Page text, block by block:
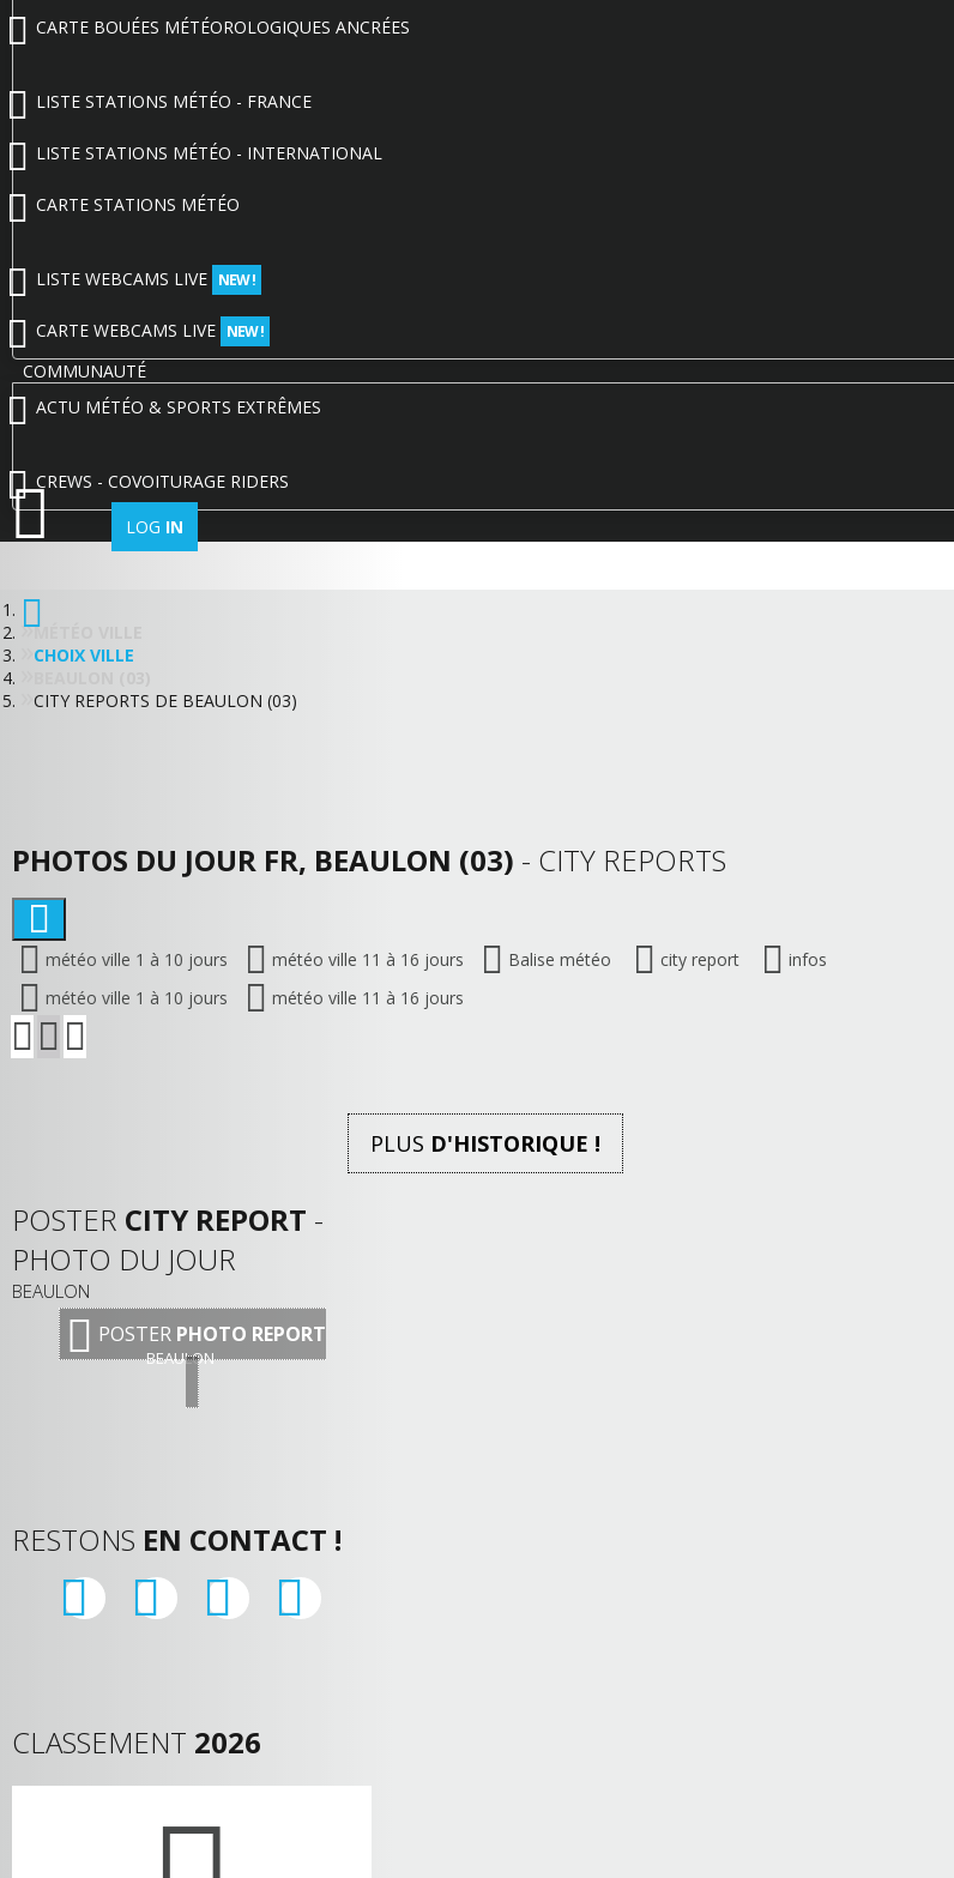
CARTE BOUÉES MÉTÉOROLOGIQUES ANCRÉES
LISTE STATIONS MÉTÉO - FRANCE
LISTE STATIONS MÉTÉO - INTERNATIONAL
CARTE STATIONS MÉTÉO
LISTE WEBCAMS LIVE NEW !
CARTE WEBCAMS LIVE NEW !
COMMUNAUTÉ
ACTU MÉTÉO & SPORTS EXTRÊMES
CREWS - COVOITURAGE RIDERS
LOG IN
MÉTÉO VILLE
CHOIX VILLE
CITY REPORTS DE BEAULON (03)
PHOTOS DU JOUR FR, BEAULON (03) - CITY REPORTS
météo ville 1 à 10 jours météo ville 11 à 16 jours Balise météo city report
infos
météo ville 1 à 10 jours
météo ville 11 à 16 jours
PLUS D'HISTORIQUE !
POSTER CITY REPORT -
PHOTO DU JOUR
BEAULON
POSTER PHOTO REPORT
BEAULON
RESTONS EN CONTACT !
CLASSEMENT 2026